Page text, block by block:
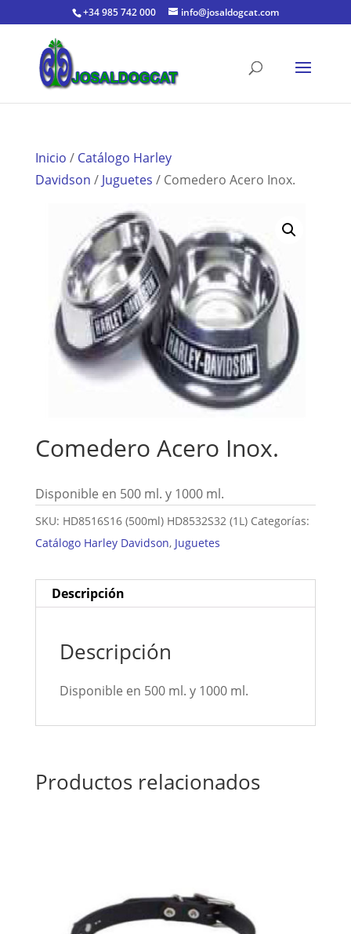
+34 985 742 000 info@josaldogcat.com
Inicio / Catálogo Harley
Davidson / Juguetes / Comedero Acero Inox.
Comedero Acero Inox.
Disponible en 500 ml. y 1000 ml.
SKU: HD8516S16 (500ml) HD8532S32 (1L) Categorías:
Catálogo Harley Davidson, Juguetes
Descripción
Descripción
Disponible en 500 ml. y 1000 ml.
Productos relacionados